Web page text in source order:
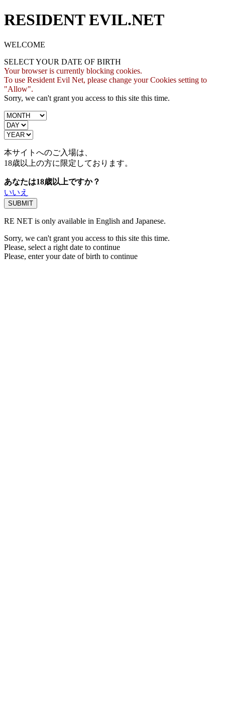
RESIDENT EVIL.NET
WELCOME
SELECT YOUR DATE OF BIRTH
Your browser is currently blocking cookies.
To use Resident Evil Net, please change your Cookies setting to
"Allow".
Sorry, we can't grant you access to this site this time.
本サイトへのご入場は、
18歳以上の方に限定しております。
あなたは18歳以上ですか？
いいえ
RE NET is only available in English and Japanese.
Sorry, we can't grant you access to this site this time.
Please, select a right date to continue
Please, enter your date of birth to continue